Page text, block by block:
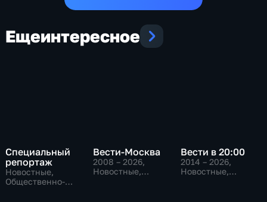
Ещеинтересное
Специальный
репортаж
Новостные,
Общественно-
Вести-Москва
2008 – 2026,
Новостные,
Вести в 20:00
2014 – 2026,
Новостные,